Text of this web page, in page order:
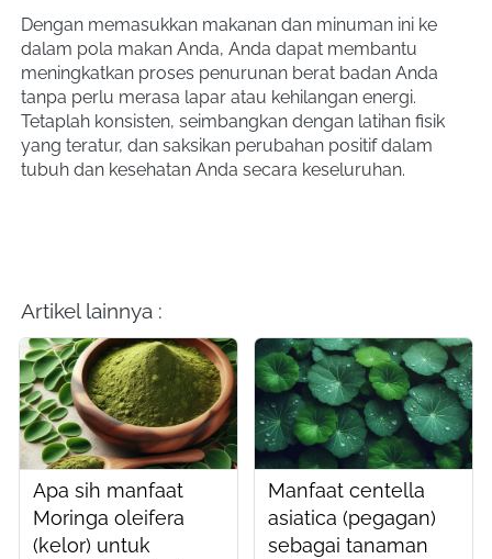
Dengan memasukkan makanan dan minuman ini ke
dalam pola makan Anda, Anda dapat membantu
meningkatkan proses penurunan berat badan Anda
tanpa perlu merasa lapar atau kehilangan energi.
Tetaplah konsisten, seimbangkan dengan latihan fisik
yang teratur, dan saksikan perubahan positif dalam
tubuh dan kesehatan Anda secara keseluruhan.
Artikel lainnya :
Apa sih manfaat
Moringa oleifera
(kelor) untuk
Manfaat centella
asiatica (pegagan)
sebagai tanaman